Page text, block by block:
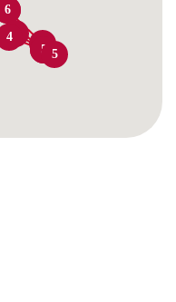
1
4
4
55
5
6